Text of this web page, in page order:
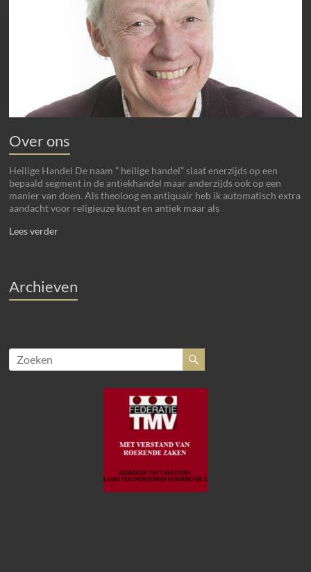
Over ons
Heilige Handel De naam ” heilige handel” slaat enerzijds op een
bepaald segment in de antiekhandel maar anderzijds ook op een
manier van doen. Als theoloog en antiquair heb ik automatisch extra
aandacht voor religieuze kunst en antiek maar als
Lees verder
Archieven